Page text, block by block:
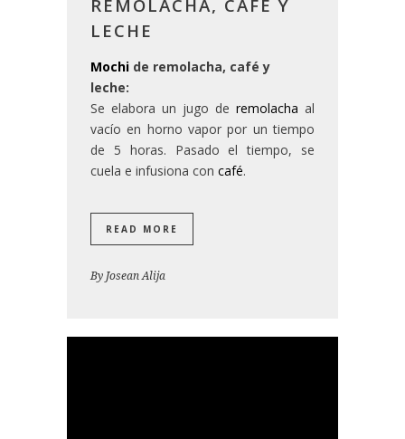
REMOLACHA, CAFÉ Y
LECHE
Mochi de remolacha, café y
leche:
Se elabora un jugo de remolacha al
vacío en horno vapor por un tiempo
de 5 horas. Pasado el tiempo, se
cuela e infusiona con café.
READ MORE
By Josean Alija